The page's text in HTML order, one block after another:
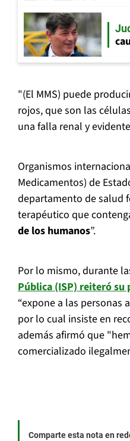
"(El MMS) puede
rojos, que son las
una falla renal y
Organismos
Medicamentos) de
departamento de salud
terapéutico que
de los humanos”.
Por lo mismo, durante
Pública (ISP) reiteró
“expone a las personas
por lo cual insiste en
además afirmó que
comercializado
Comparte esta nota en